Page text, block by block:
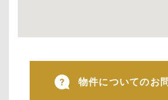
物件についてのお